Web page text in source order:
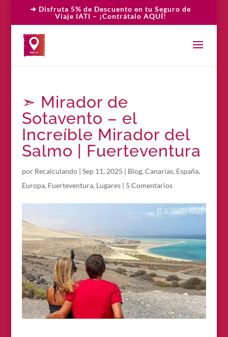
➜ Disfruta 5% de Descuento en tu Seguro de
Viaje IATI – ¡Contrátalo AQUÍ!
➣ Mirador de
Sotavento – el
Increíble Mirador del
Salmo | Fuerteventura
por Recalculando| Sep 11, 2025 | Blog, Canarias, España,
Europa, Fuerteventura, Lugares| 5 Comentarios